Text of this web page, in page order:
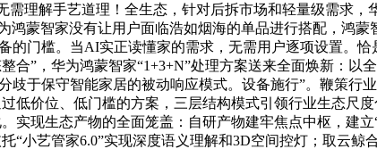
理解手艺道理！全生态，针对后拆市场和轻量级需求，
蒙智家没有让用户面临浩如烟海的单品进行搭配，鸿
的门槛。当AI实正读懂家的需求，无需用户逐项设置。
”，华为鸿蒙智家“1+3+N”处理方案送来全面焕新：以
于保守智能家居的被动响应模式。设备施行”。鞭策行
低价位、低门槛的方案，三层结构模式引领行业生态尺
实现生态产物的全面笼盖：自研产物建牢焦点中枢，建
“小艺管家6.0”实现深度语义理解和3D空间控灯；取云